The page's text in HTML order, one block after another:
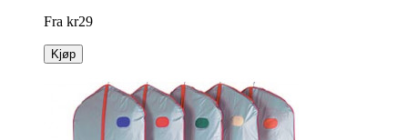
Fra kr29
Kjøp